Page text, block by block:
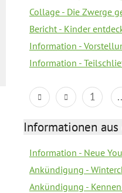
Collage - Die Zwerge
Bericht - Kinder
Information -
Information -
1
Informationen
Information - Neue
Ankündigung -
Ankündigung -